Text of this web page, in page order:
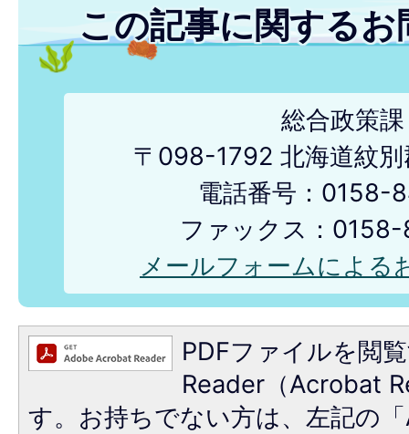
この記事に関する
総合政策課
〒098-1792 北海道紋別
電話番号：0158-
ファックス：
メールフォームによる
PDFファイルを閲
Reader（Acrobat
す。お持ちでない方は、左記の